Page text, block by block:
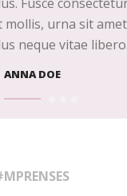
urna sit
neque vitae libero.
ANNA DOE